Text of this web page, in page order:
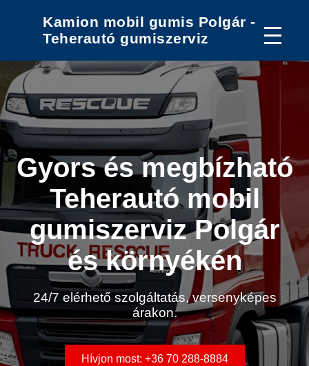
Kamion mobil gumis Polgár -
Teherautó gumiszerviz
Gyors és megbízható
Teherautó mobil
gumiszerviz Polgár
és környékén
24/7 elérhető szolgáltatás, versenyképes
árakon.
Hívjon most: +36 70 288-8884